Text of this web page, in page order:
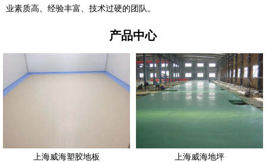
业素质高、经验丰富、技术过硬的团队。
产品中心
上海威海塑胶地板 上海威海地坪